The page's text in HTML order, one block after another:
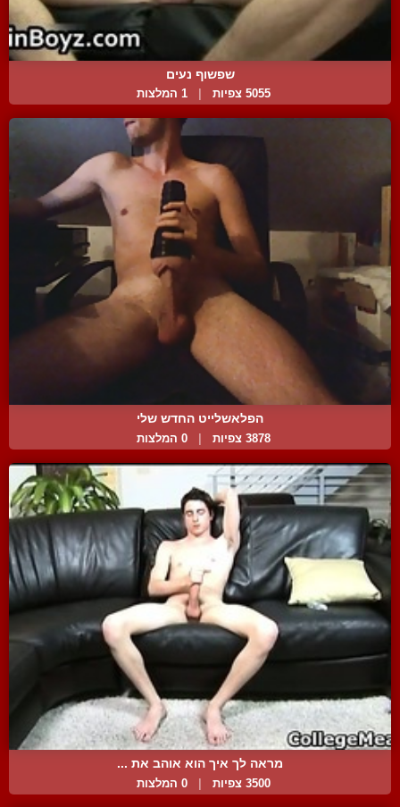
שפשוף נעים
5055 צפיות 1 המלצות
הפלאשלייט החדש שלי
3878 צפיות 0 המלצות
מראה לך איך הוא אוהב את ...
3500 צפיות 0 המלצות